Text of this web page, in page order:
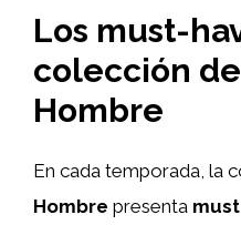
Los must-
colección de
Hombre
En cada temporada, la
Hombre presenta